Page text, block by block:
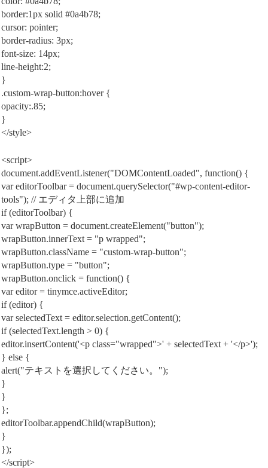
border:1px solid #0a4b78;
cursor: pointer;
border-radius: 3px;
font-size: 14px;
line-height:2;
}
.custom-wrap-button:hover {
opacity:.85;
}
</style>
<script>
document.addEventListener("DOMContentLoaded", function() {
var editorToolbar = document.querySelector("#wp-content-editor-
tools"); // エディタ上部に追加
if (editorToolbar) {
var wrapButton = document.createElement("button");
wrapButton.innerText = "p wrapped";
wrapButton.className = "custom-wrap-button";
wrapButton.type = "button";
wrapButton.onclick = function() {
var editor = tinymce.activeEditor;
if (editor) {
var selectedText = editor.selection.getContent();
if (selectedText.length > 0) {
editor.insertContent('<p class="wrapped">' + selectedText + '</p>');
} else {
alert("テキストを選択してください。");
}
}
};
editorToolbar.appendChild(wrapButton);
}
});
</script>